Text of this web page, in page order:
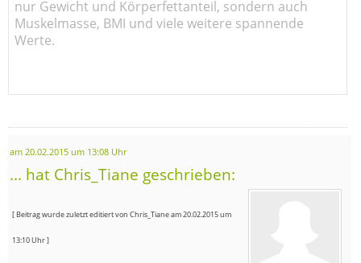
nur Gewicht und Körperfettanteil, sondern auch
Muskelmasse, BMI und viele weitere spannende
Werte.
am 20.02.2015 um 13:08 Uhr
... hat Chris_Tiane geschrieben:
[ Beitrag wurde zuletzt editiert von Chris_Tiane am 20.02.2015 um
13:10 Uhr ]